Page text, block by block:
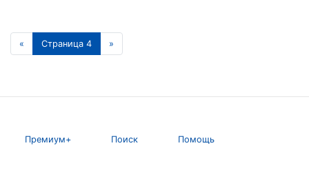
« Страница 4 »
Премиум+ Поиск Помощь